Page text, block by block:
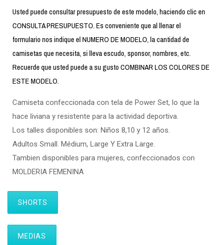
Usted puede consultar presupuesto de este modelo, haciendo clic en
CONSULTA PRESUPUESTO. Es conveniente que al llenar el
formulario nos indique el NUMERO DE MODELO, la cantidad de
camisetas que necesita, si lleva escudo, sponsor, nombres, etc.
Recuerde que usted puede a su gusto COMBINAR LOS COLORES DE
ESTE MODELO.
Camiseta confeccionada con tela de Power Set, lo que la
hace liviana y resistente para la actividad deportiva.
Los talles disponibles son: Niños 8,10 y 12 años.
Adultos Small. Médium, Large Y Extra Large.
Tambien disponibles para mujeres, confeccionados con
MOLDERIA FEMENINA
SHORTS
MEDIAS